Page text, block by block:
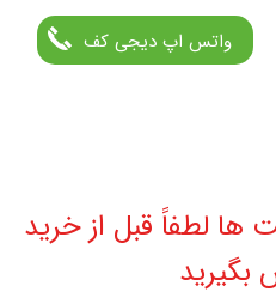
واتس اپ دیجی کف
ها لطفاً قبل از خرید
بگیرید